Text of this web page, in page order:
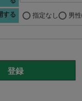
する
指定なし 男性
登録